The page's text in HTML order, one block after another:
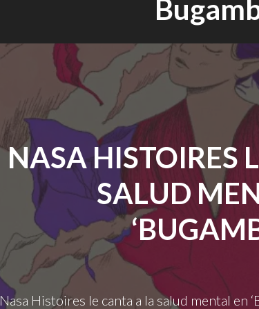
NASA HISTOIRES
SALUD
Nasa Histoires le canta a la salud mental en